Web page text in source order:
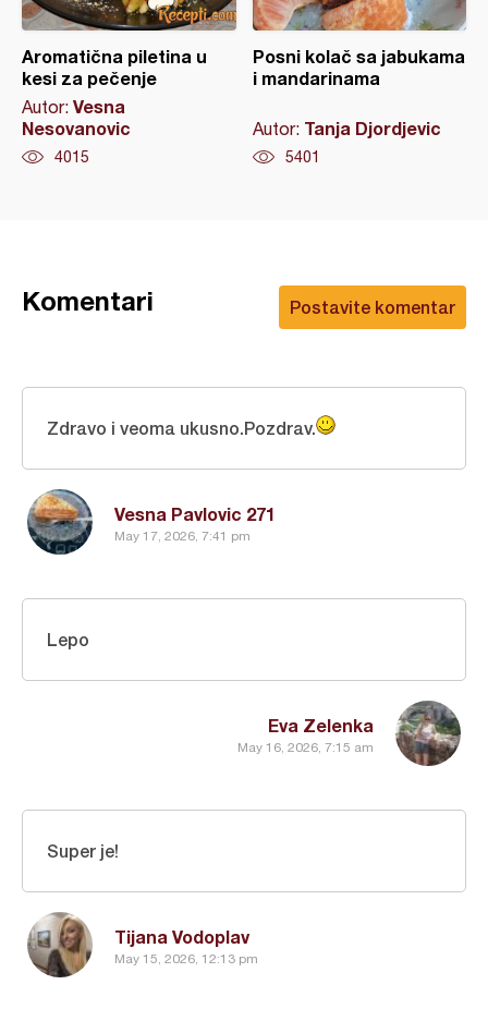
Aromatična piletina u
kesi za pečenje
Autor: Vesna
Nesovanovic
4015
Posni kolač sa jabukama
i mandarinama
Autor: Tanja Djordjevic
5401
Postavite komentar
Komentari
Vesna Pavlovic 271
May 17, 2026, 7:41 pm
Zdravo i veoma ukusno.Pozdrav.
Eva Zelenka
May 16, 2026, 7:15 am
Lepo
Tijana Vodoplav
May 15, 2026, 12:13 pm
Super je!